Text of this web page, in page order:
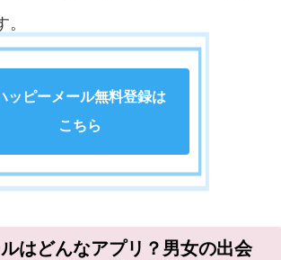
ッピーメール無料登録は
こちら
はどんなアプリ？男女の出会